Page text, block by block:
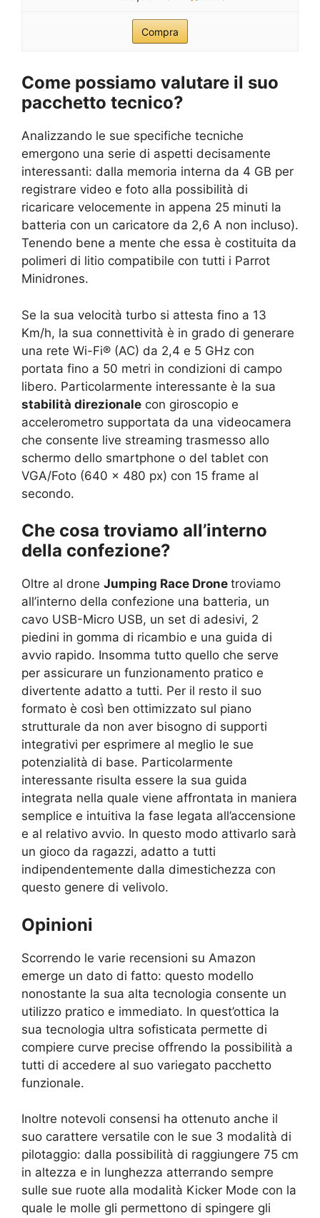
Compra
Come possiamo valutare il suo
pacchetto tecnico?
Analizzando le sue specifiche tecniche
emergono una serie di aspetti decisamente
interessanti: dalla memoria interna da 4 GB per
registrare video e foto alla possibilità di
ricaricare velocemente in appena 25 minuti la
batteria con un caricatore da 2,6 A non incluso).
Tenendo bene a mente che essa è costituita da
polimeri di litio compatibile con tutti i Parrot
Minidrones.
Se la sua velocità turbo si attesta fino a 13
Km/h, la sua connettività è in grado di generare
una rete Wi-Fi® (AC) da 2,4 e 5 GHz con
portata fino a 50 metri in condizioni di campo
libero. Particolarmente interessante è la sua
stabilità direzionale con giroscopio e
accelerometro supportata da una videocamera
che consente live streaming trasmesso allo
schermo dello smartphone o del tablet con
VGA/Foto (640 x 480 px) con 15 frame al
secondo.
Che cosa troviamo all’interno
della confezione?
Oltre al drone Jumping Race Drone troviamo
all’interno della confezione una batteria, un
cavo USB-Micro USB, un set di adesivi, 2
piedini in gomma di ricambio e una guida di
avvio rapido. Insomma tutto quello che serve
per assicurare un funzionamento pratico e
divertente adatto a tutti. Per il resto il suo
formato è così ben ottimizzato sul piano
strutturale da non aver bisogno di supporti
integrativi per esprimere al meglio le sue
potenzialità di base. Particolarmente
interessante risulta essere la sua guida
integrata nella quale viene affrontata in maniera
semplice e intuitiva la fase legata all’accensione
e al relativo avvio. In questo modo attivarlo sarà
un gioco da ragazzi, adatto a tutti
indipendentemente dalla dimestichezza con
questo genere di velivolo.
Opinioni
Scorrendo le varie recensioni su Amazon
emerge un dato di fatto: questo modello
nonostante la sua alta tecnologia consente un
utilizzo pratico e immediato. In quest’ottica la
sua tecnologia ultra sofisticata permette di
compiere curve precise offrendo la possibilità a
tutti di accedere al suo variegato pacchetto
funzionale.
Inoltre notevoli consensi ha ottenuto anche il
suo carattere versatile con le sue 3 modalità di
pilotaggio: dalla possibilità di raggiungere 75 cm
in altezza e in lunghezza atterrando sempre
sulle sue ruote alla modalità Kicker Mode con la
quale le molle gli permettono di spingere gli